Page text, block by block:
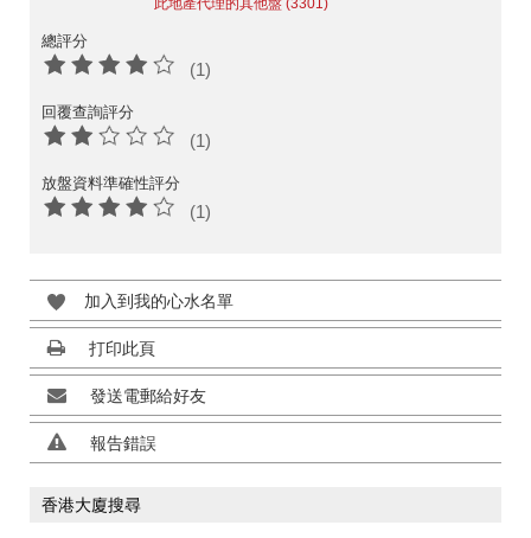
總評分
(1)
回覆查詢評分
(1)
放盤資料準確性評分
(1)
加入到我的心水名單
打印此頁
發送電郵給好友
報告錯誤
香港大廈搜尋